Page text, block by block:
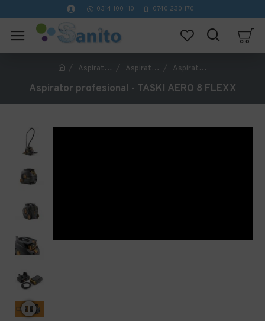
0314 100 110 0740 230 170
Aspiratoare profesionale si masini de curatat pardoseli Aspiratoare Profesionale de lichid si praf Aspirator profesional - TASKI AERO 8 FLEXX
Aspirator profesional - TASKI AERO 8 FLEXX